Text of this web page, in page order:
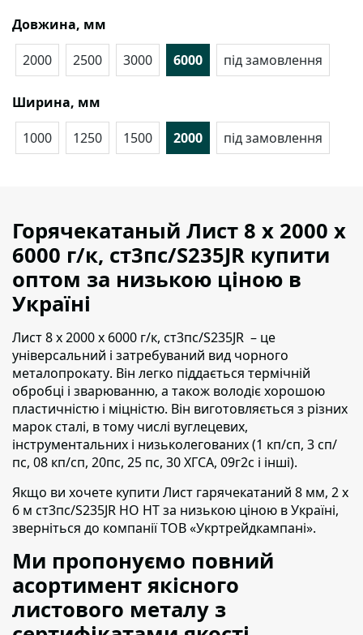
Довжина, мм
2000
2500 3000 6000 під замовлення
Ширина, мм
1000
1250 1500 2000 під замовлення
Горячекатаный Лист 8 х 2000 х
6000 г/к, ст3пс/S235JR купити
оптом за низькою ціною в
Україні
Лист 8 х 2000 х 6000 г/к, ст3пс/S235JR – це
універсальний і затребуваний вид чорного
металопрокату. Він легко піддається термічній
обробці і зварюванню, а також володіє хорошою
пластичністю і міцністю. Він виготовляється з різних
марок сталі, в тому числі вуглецевих,
інструментальних і низьколегованих (1 кп/сп, 3 сп/
пс, 08 кп/сп, 20пс, 25 пс, 30 ХГСА, 09г2с і інші).
Якщо ви хочете купити Лист гарячекатаний 8 мм, 2 х
6 м ст3пс/S235JR НО НТза низькою ціною в Україні,
зверніться до компанії ТОВ «Укртрейдкампані».
Ми пропонуємо повний
асортимент якісного
листового металу з